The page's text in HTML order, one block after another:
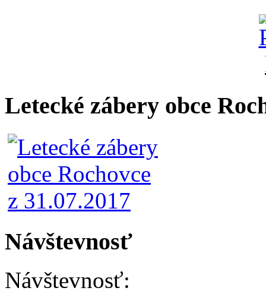
Letecké zábery obce
Návštevnosť
Návštevnosť: